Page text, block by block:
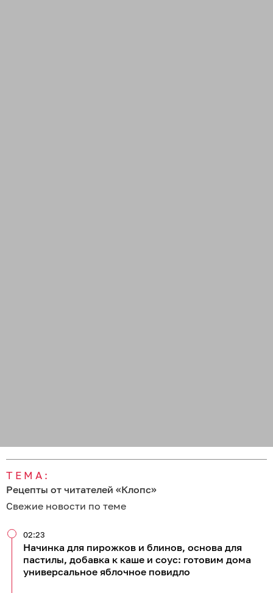
ТЕМА:
Рецепты от читателей «Клопс»
Свежие новости по теме
Начинка для пирожков и блинов, основа для
пастилы, добавка к каше и соус: готовим дома
универсальное яблочное повидло
02:23